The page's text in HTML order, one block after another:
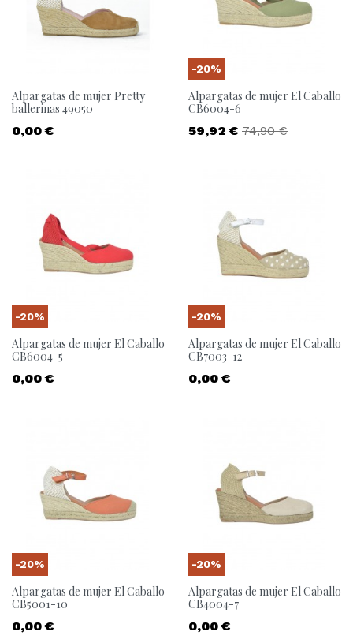
Alpargatas de mujer Pretty
ballerinas 49050
Precio
0,00 €
Alpargatas de mujer El Caballo
CB6004-6
Precio
59,92 € Precio base
74,90 €
-20%
Alpargatas de mujer El Caballo
CB6004-5
Precio
0,00 €
-20%
Alpargatas de mujer El Caballo
CB7003-12
Precio
0,00 €
-20%
Alpargatas de mujer El Caballo
CB5001-10
Precio
0,00 €
-20%
Alpargatas de mujer El Caballo
CB4004-7
Precio
0,00 €
-20%